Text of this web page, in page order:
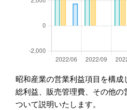
昭和産業の営業利益項目を構
総利益、販売管理費、その他の
ついて説明いたします。